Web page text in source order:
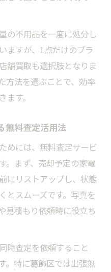
の不用品を一度に処分し
ますが、1点だけのブラ
舗買取も選択肢となりま
方法を選ぶことで、効率
す。
無料査定活用法
めには、無料査定サービ
。まず、売却予定の家電
にリストアップし、状態
とスムーズです。写真を
見積もり依頼時に役立ち
時査定を依頼すること
。特に葛飾区では出張無